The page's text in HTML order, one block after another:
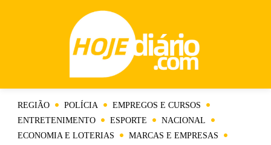
REGIÃO POLÍCIA
EMPREGOS E CURSOS
ENTRETENIMENTO
ESPORTE
NACIONAL
ECONOMIA E LOTERIAS
MARCAS E EMPRESAS